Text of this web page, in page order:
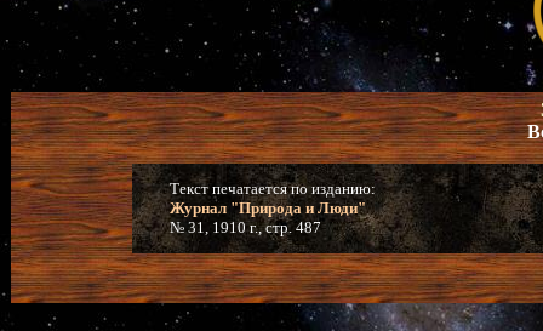
Текст печатается по изданию:
Журнал "Природа и Люди"
№ 31, 1910 г., стр. 487